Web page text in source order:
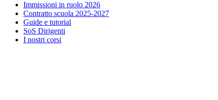
Immissioni in ruolo 2026
Contratto scuola 2025-2027
Guide e tutorial
SoS Dirigenti
I nostri corsi